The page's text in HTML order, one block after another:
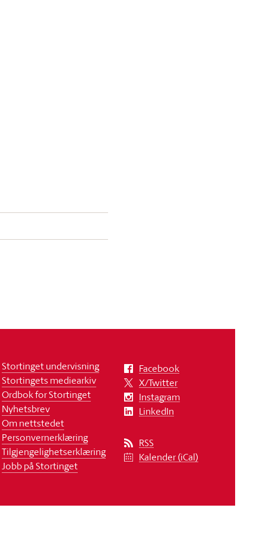
Stortinget undervisning
Stortingets mediearkiv
Ordbok for Stortinget
Nyhetsbrev
Om nettstedet
Personvernerklæring
Tilgjengelighetserklæring
Jobb på Stortinget
Facebook
X/Twitter
Instagram
LinkedIn
RSS
Kalender (iCal)